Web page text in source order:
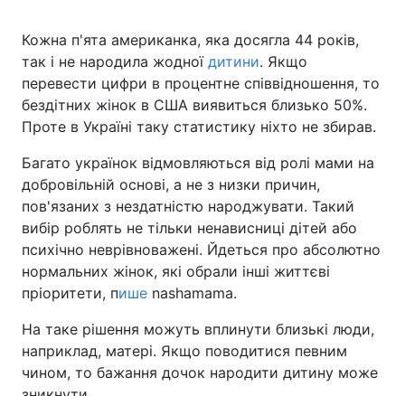
Кожна п'ята американка, яка досягла 44 років,
так і не народила жодної дитини. Якщо
перевести цифри в процентне співвідношення, то
бездітних жінок в США виявиться близько 50%.
Проте в Україні таку статистику ніхто не збирав.
Багато українок відмовляються від ролі мами на
добровільній основі, а не з низки причин,
пов'язаних з нездатністю народжувати. Такий
вибір роблять не тільки ненависниці дітей або
психічно неврівноважені. Йдеться про абсолютно
нормальних жінок, які обрали інші життєві
пріоритети, пише nashamama.
На таке рішення можуть вплинути близькі люди,
наприклад, матері. Якщо поводитися певним
чином, то бажання дочок народити дитину може